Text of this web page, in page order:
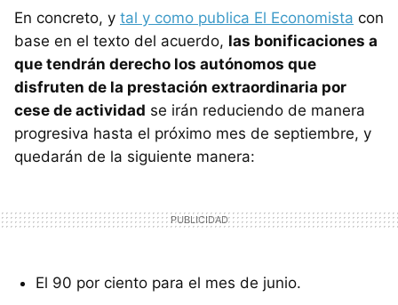
En concreto, y tal y como publica El Economista con
base en el texto del acuerdo, las bonificaciones a
que tendrán derecho los autónomos que
disfruten de la prestación extraordinaria por
cese de actividad se irán reduciendo de manera
progresiva hasta el próximo mes de septiembre, y
quedarán de la siguiente manera:
El 90 por ciento para el mes de junio.